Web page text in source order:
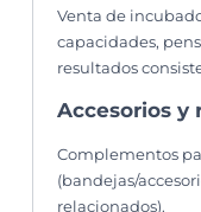
Venta de
capacidades,
resultados
Accesorios y
Complementos
(bandejas/
relacionados).